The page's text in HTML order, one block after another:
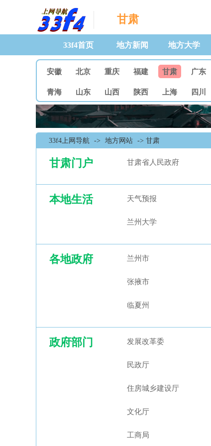
甘肃
33f4首页 地方新闻 地方大学
安徽 北京 重庆 福建 甘肃 广东
青海 山东 山西 陕西 上海 四川
33f4上网导航 -> 地方网站 -> 甘肃
甘肃门户 甘肃省人民政府
本地生活 天气预报
兰州大学
各地政府 兰州市
张掖市
临夏州
政府部门 发展改革委
民政厅
住房城乡建设厅
文化厅
工商局